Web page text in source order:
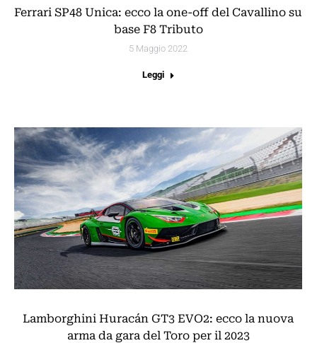
Ferrari SP48 Unica: ecco la one-off del Cavallino su
base F8 Tributo
5 Maggio 2022
Leggi
Lamborghini Huracán GT3 EVO2: ecco la nuova
arma da gara del Toro per il 2023